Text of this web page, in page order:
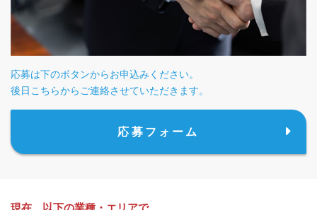
応募は下のボタンからお申込みください。
後日こちらからご連絡させていただきます。
応募フォーム
現在、以下の業種・エリアで